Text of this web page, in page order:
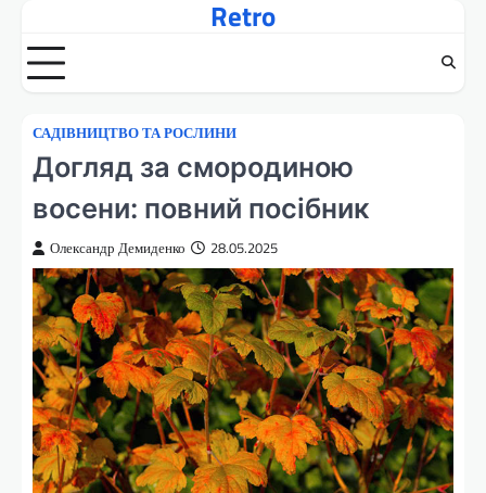
вмісту
Retro
САДІВНИЦТВО ТА РОСЛИНИ
Догляд за смородиною
восени: повний посібник
Олександр Демиденко 28.05.2025